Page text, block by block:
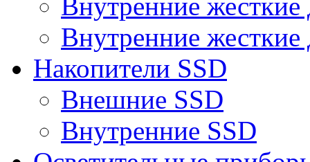
Внутренние
Внутренние
Накопители SSD
Внешние SSD
Внутренние SSD